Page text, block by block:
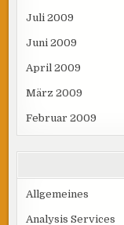
Juli 2009
Juni 2009
April 2009
März 2009
Februar 2009
Allgemeines
Analysis Services